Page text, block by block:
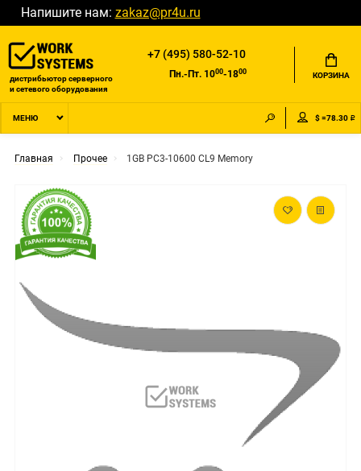
Напишите нам: zakaz@pr4u.ru
дистрибьютор серверного
и сетевого оборудования
+7 (495) 580-52-10
Пн.-Пт. 1000-1800 КОРЗИНА
МЕНЮ $ =78.30 ₽
Главная Прочее 1GB PC3-10600 CL9 Memory